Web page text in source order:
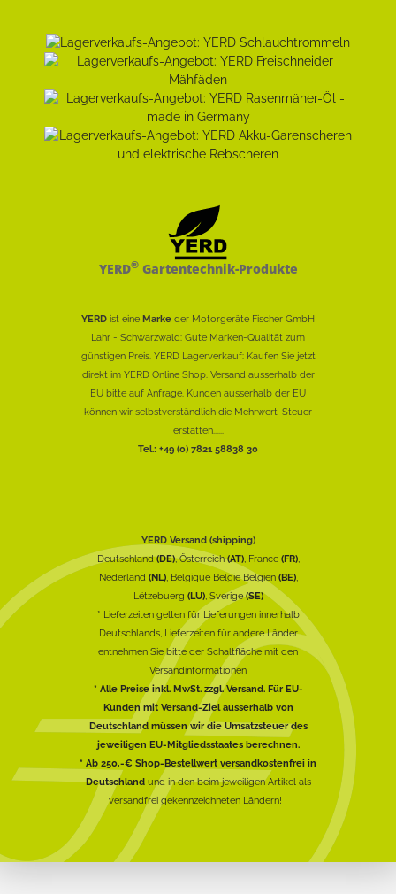
YERD®Gartentechnik-Produkte
YERD ist eine Marke der Motorgeräte Fischer GmbH
Lahr - Schwarzwald: Gute Marken-Qualität zum
günstigen Preis. YERD Lagerverkauf: Kaufen Sie jetzt
direkt im YERD Online Shop. Versand ausserhalb der
EU bitte auf Anfrage. Kunden ausserhalb der EU
können wir selbstverständlich die Mehrwert-Steuer
erstatten......
Tel.: +49 (0) 7821 58838 30
YERD Versand (shipping)
Deutschland(DE), Österreich(AT), France (FR),
Nederland (NL), Belgique België Belgien (BE),
Lëtzebuerg (LU), Sverige(SE)
* Lieferzeiten gelten für Lieferungen innerhalb
Deutschlands, Lieferzeiten für andere Länder
entnehmen Sie bitte der Schaltfläche mit den
Versandinformationen
* Alle Preise inkl. MwSt. zzgl. Versand. Für EU-
Kunden mit Versand-Ziel ausserhalb von
Deutschland müssen wir die Umsatzsteuer des
jeweiligen EU-Mitgliedsstaates berechnen.
* Ab 250,-€ Shop-Bestellwert versandkostenfrei in
Deutschlandund in den beim jeweiligen Artikel als
versandfrei gekennzeichneten Ländern!